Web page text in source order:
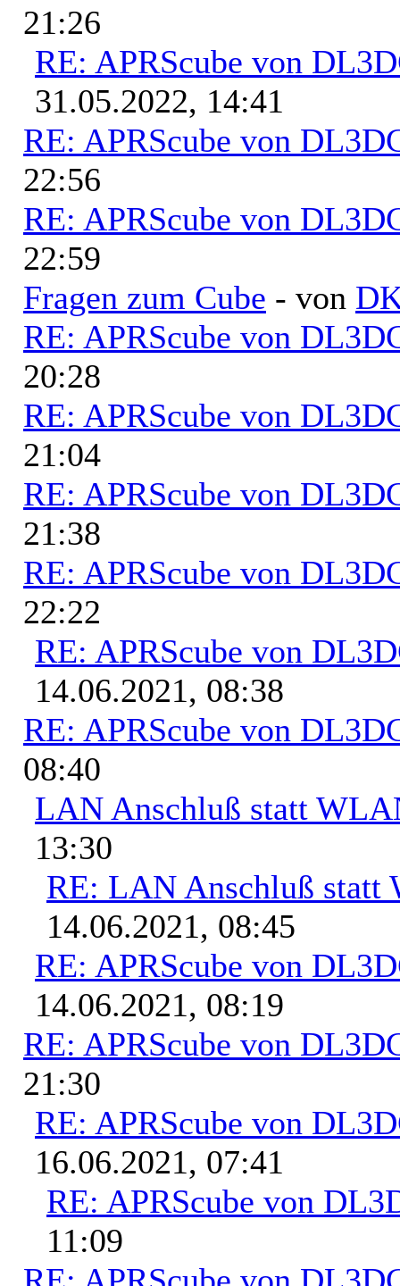
21:26
RE: APRScube von
31.05.2022, 14:41
RE: APRScube von
22:56
RE: APRScube von
22:59
Fragen zum Cube - von
RE: APRScube von
20:28
RE: APRScube von
21:04
RE: APRScube von
21:38
RE: APRScube von
22:22
RE: APRScube von
14.06.2021, 08:38
RE: APRScube von
08:40
LAN Anschluß statt
13:30
RE: LAN Anschluß statt
14.06.2021, 08:45
RE: APRScube von
14.06.2021, 08:19
RE: APRScube von
21:30
RE: APRScube von
16.06.2021, 07:41
RE: APRScube von
11:09